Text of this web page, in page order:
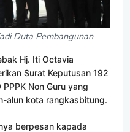
Duta Pembangunan
Hj. Iti Octavia
Surat Keputusan 192
Non Guru yang
alun kota rangkasbitung.
berpesan kapada